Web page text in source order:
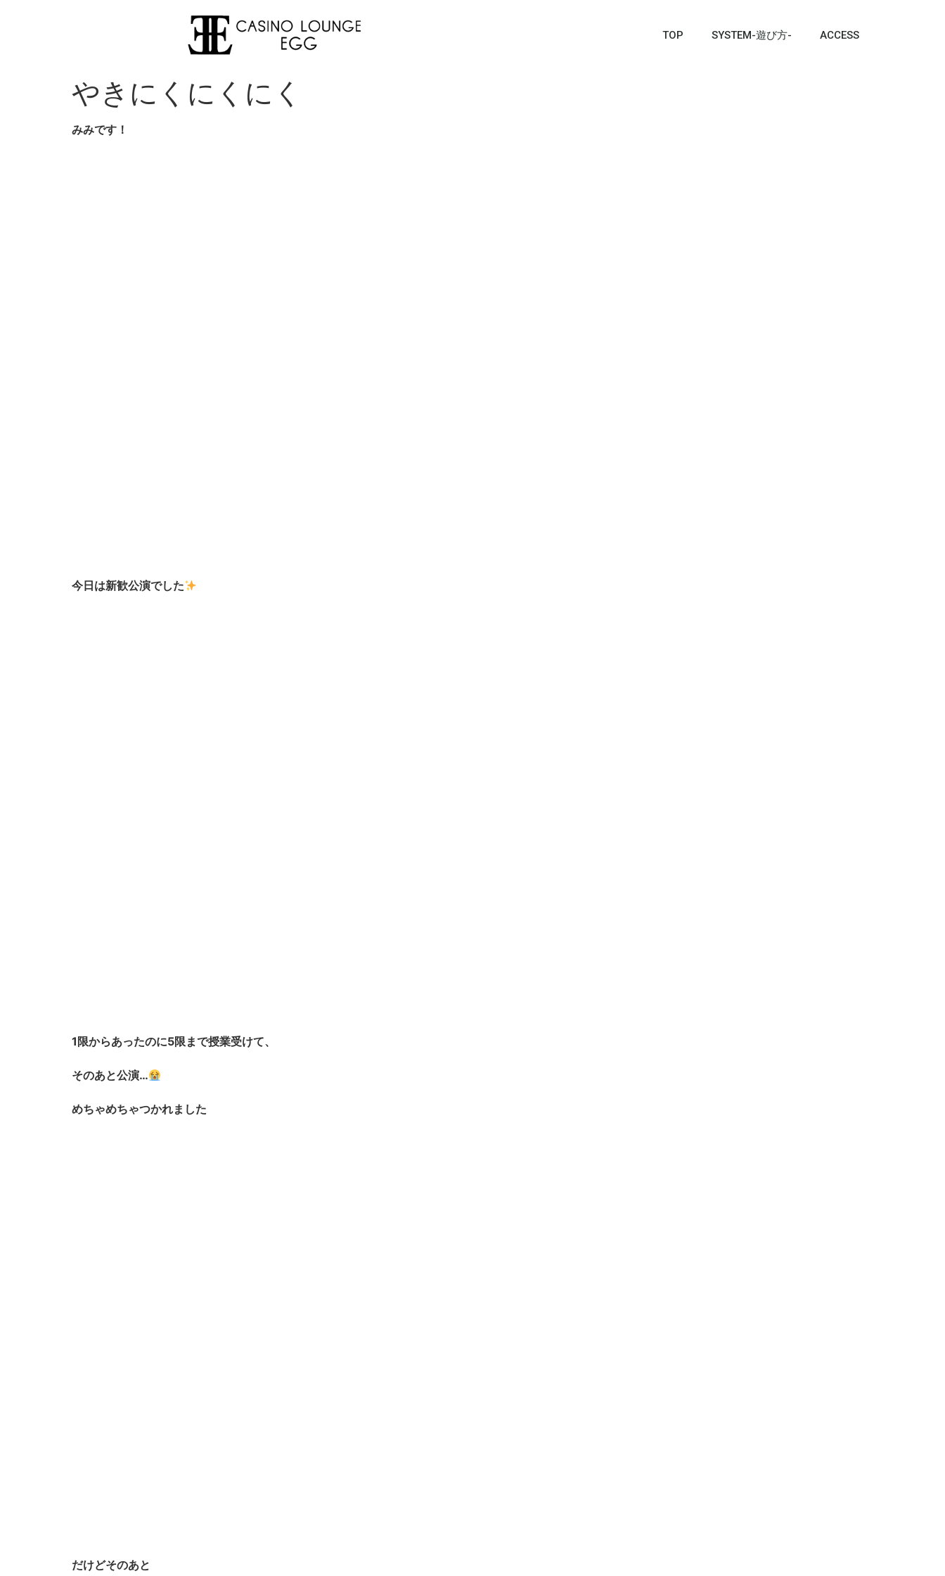
TOP SYSTEM-遊び方- ACCESS
やきにくにくにく
みみです！
今日は新歓公演でした
1限からあったのに5限まで授業受けて、
そのあと公演…
めちゃめちゃつかれました
だけどそのあと